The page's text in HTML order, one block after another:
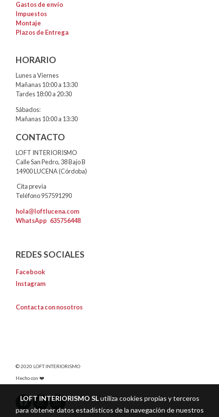
Gastos de envío
Impuestos
Montaje
Plazos de Entrega
HORARIO
Lunes a Viernes
Mañanas 10:00 a 13:30
Tardes 18:00 a 20:30
Sábados:
Mañanas 10:00 a 13:30
CONTACTO
LOFT INTERIORISMO
Calle San Pedro, 38 Bajo B
14900 LUCENA (Córdoba)
Cita previa
Teléfono 957591290
hola@loftlucena.com
WhatsApp 635756448
REDES SOCIALES
Facebook
Instagram
Contacta con nosotros
© 2020 LOFT INTERIORISMO
Hecho con ❤️
LOFT INTERIORISMO SLutiliza cookies propias y terceros
para obtener datos estadísticos de la navegación de nuestros